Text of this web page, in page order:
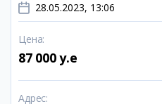
28.05.2023, 13:06
Цена:
87 000 y.e
Адрес: